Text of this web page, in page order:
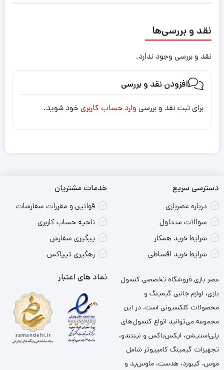
نقد و بررسی‌ها
نقد و بررسی وجود ندارد.
افزودن نقد و بررسی
برای ثبت نقد و بررسی وارد حساب کاربری خود شوید.
دسترسی سریع
درباره عصربازی
سوالات متداول
شرایط خرید همکار
شرایط خرید اقساطی
خدمات مشتریان
قوانین و مقررات سفارشات
ناحیه حساب کاربری
پیگیری سفارش
رهگیری تیپاکس
عصر بازی فروشگاه تخصصی کنسول
بازی، لوازم جانبی گیمینگ و
محصولات کلکسیونی است. در این
مجموعه می‌توانید انواع کنسول‌های
پلی‌استیشن، ایکس‌باکس و نینتندو،
تجهیزات گیمینگ کامپیوتر شامل
موس، کیبورد، هدست، ماوس‌پد و
نماد های اعتبار